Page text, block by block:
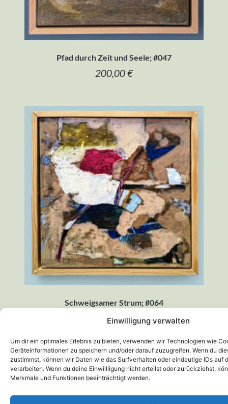
Einwilligung verwalten
Um dir ein optimales Erlebnis zu bieten, verwenden wir Technologien wie
Geräteinformationen zu speichern und/oder darauf zuzugreifen. Wenn du
zustimmst, können wir Daten wie das Surfverhalten oder eindeutige IDs auf
verarbeiten. Wenn du deine Einwillligung nicht erteilst oder zurückziehst,
Merkmale und Funktionen beeinträchtigt werden.
Pfad durch Zeit und Seele; #047
200,00€
Schweigsamer Strum; #064
200,00€